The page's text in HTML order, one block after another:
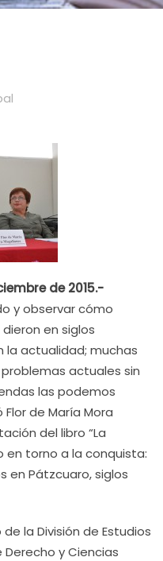
de 2015.-
y observar cómo
en siglos
la actualidad; muchas
actuales sin
las podemos
de María Mora
del libro “La
en torno a la conquista:
en Pátzcuaro, siglos
de la División de Estudios
y Ciencias